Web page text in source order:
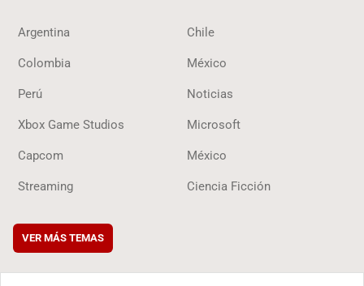
Argentina Chile
Colombia México
Perú Noticias
Xbox Game Studios Microsoft
Capcom México
Streaming Ciencia Ficción
VER MÁS TEMAS